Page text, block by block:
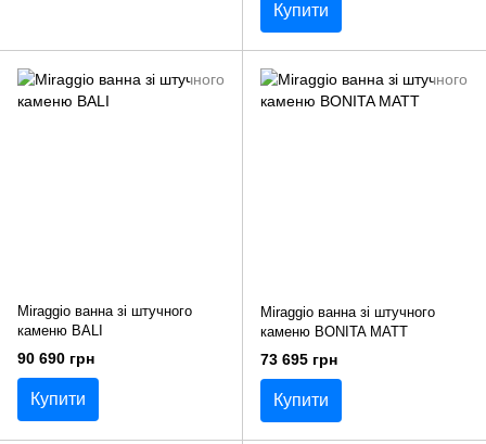
Купити
Miraggio ванна зі штучного
каменю BALI
90 690 грн
Купити
Miraggio ванна зі штучного
каменю BONITA MATT
73 695 грн
Купити